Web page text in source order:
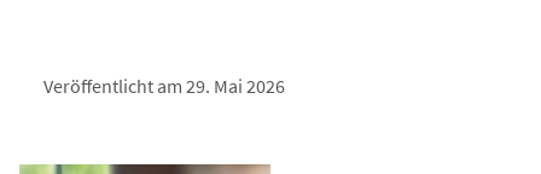
Veröffentlicht am 29. Mai 2026